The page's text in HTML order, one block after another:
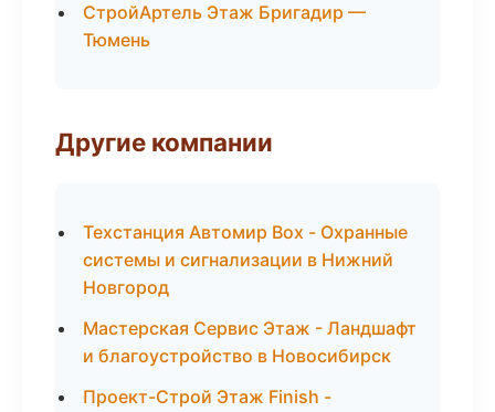
СтройАртель Этаж Бригадир —
Тюмень
Другие компании
Техстанция Автомир Box - Охранные
системы и сигнализации в Нижний
Новгород
Мастерская Сервис Этаж - Ландшафт
и благоустройство в Новосибирск
Проект-Строй Этаж Finish -